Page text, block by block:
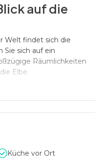
auf die
Welt findet sich die
Sie sich auf ein
Räumlichkeiten
Elbe.
hervorragend für
Weihnachtsfeiern,
Hochzeiten,
Küche vor Ort